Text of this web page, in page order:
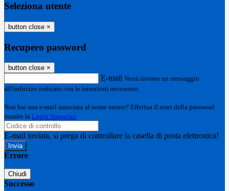
Seleziona utente
button close ×
Recupero password
button close ×
E-mail Verrà inviato un messaggio
all'indirizzo indicato con le istruzioni necessarie.
Non hai una e-mail associata al nome utente? Effettua il reset della password
tramite la Login Spaggiari
E-mail inviata, si prega di controllare la casella di posta elettronica!
Errore
Chiudi
Successo